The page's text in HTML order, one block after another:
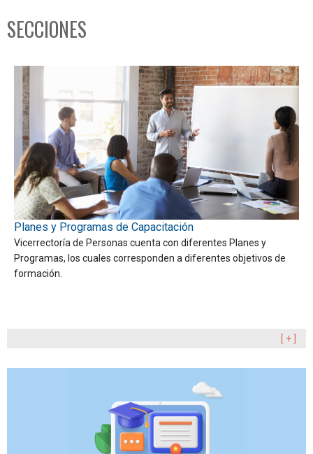
SECCIONES
Planes y Programas de Capacitación
Vicerrectoría de Personas cuenta con diferentes Planes y
Programas, los cuales corresponden a diferentes objetivos de
formación.